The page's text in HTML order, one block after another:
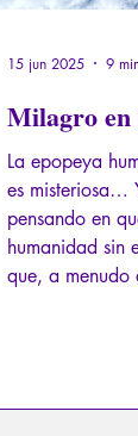
Milagro
La epopeya
es misteriosa…
pensando en
humanidad sin
que, a menudo
15 jun 2025 9